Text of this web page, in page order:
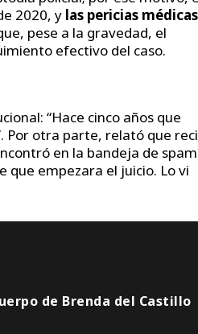
2020, y las pericias
pese a la gravedad, el
efectivo del caso.
“Hace cinco años que
Por otra parte, relató que
en la bandeja de
empezara el juicio. Lo vi
de Brenda del Castillo